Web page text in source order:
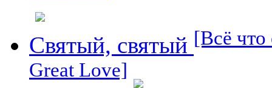
Святый, святый [Всё что
Great Love]